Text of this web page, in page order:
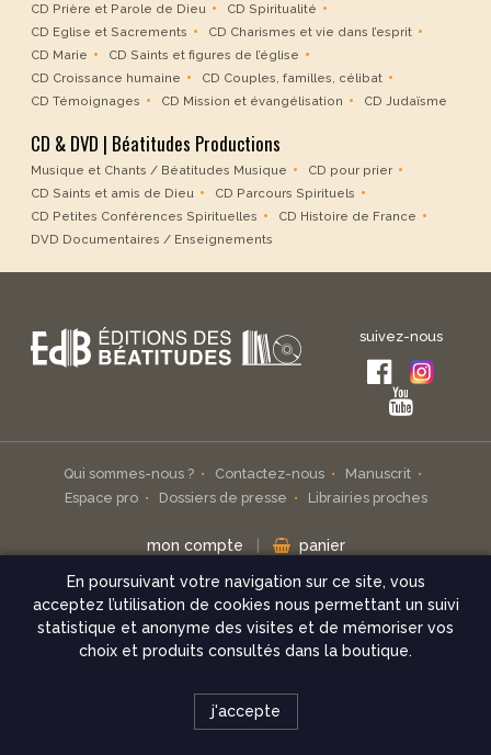
CD Prière et Parole de Dieu
CD Spiritualité
CD Eglise et Sacrements
CD Charismes et vie dans l’esprit
CD Marie
CD Saints et figures de l’église
CD Croissance humaine
CD Couples, familles, célibat
CD Témoignages
CD Mission et évangélisation CD Judaïsme
CD & DVD | Béatitudes Productions
Musique et Chants / Béatitudes Musique
CD pour prier
CD Saints et amis de Dieu
CD Parcours Spirituels
CD Petites Conférences Spirituelles
CD Histoire de France
DVD Documentaires / Enseignements
suivez-nous
Qui sommes-nous ? Contactez-nous
Manuscrit
Espace pro
Dossiers de presse Librairies proches
mon compte panier
Inscrivez-vous à notre infolettre
check
Conditions de vente
En poursuivant votre navigation sur ce site, vous
acceptez l’utilisation de cookies nous permettant un suivi
statistique et anonyme des visites et de mémoriser vos
choix et produits consultés dans la boutique.
j'accepte